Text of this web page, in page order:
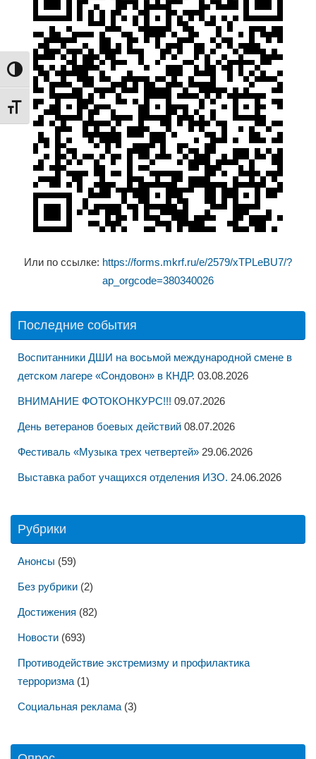
Переключить на высокую контрастность
Переключить на увеличенный шрифт
Или по ссылке: https://forms.mkrf.ru/e/2579/xTPLeBU7/?
ap_orgcode=380340026
Последние события
Воспитанники ДШИ на восьмой международной смене в
детском лагере «Сондовон» в КНДР. 03.08.2026
ВНИМАНИЕ ФОТОКОНКУРС!!! 09.07.2026
День ветеранов боевых действий 08.07.2026
Фестиваль «Музыка трех четвертей» 29.06.2026
Выставка работ учащихся отделения ИЗО. 24.06.2026
Рубрики
Анонсы (59)
Без рубрики (2)
Достижения (82)
Новости (693)
Противодействие экстремизму и профилактика
терроризма (1)
Социальная реклама (3)